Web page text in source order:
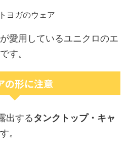
愛用しているユニクロのエ
す。
の形に注意
出するタンクトップ・キャ
。